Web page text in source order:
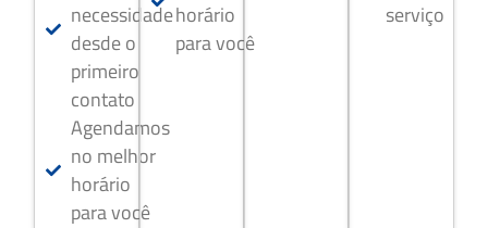
necessidade
desde o
primeiro
contato
Agendamos
no melhor
horário
para você
horário
para você
serviço